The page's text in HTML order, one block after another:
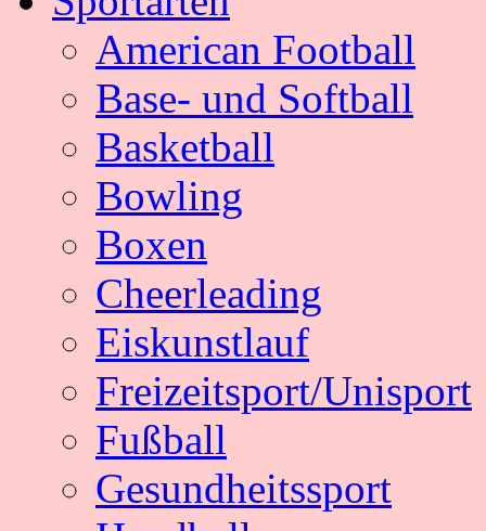
American Football
Base- und Softball
Basketball
Bowling
Boxen
Cheerleading
Eiskunstlauf
Freizeitsport/Unisport
Fußball
Gesundheitssport